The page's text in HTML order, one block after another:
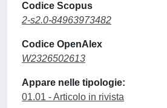
Codice Scopus
2-s2.0-84963973482
Codice OpenAlex
W2326502613
Appare nelle tipologie:
01.01 - Articolo in rivista